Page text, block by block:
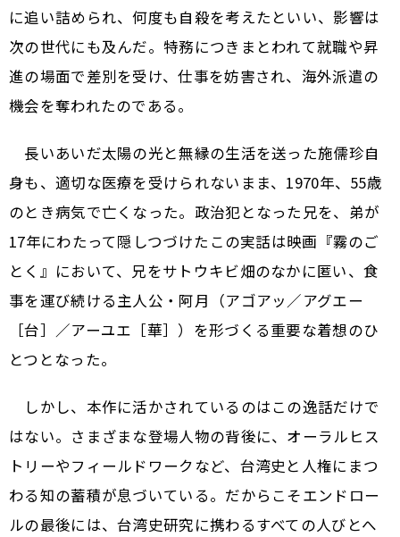
に追い詰められ、何度も自殺を考えたといい、影響は
次の世代にも及んだ。特務につきまとわれて就職や昇
進の場面で差別を受け、仕事を妨害され、海外派遣の
機会を奪われたのである。
長いあいだ太陽の光と無縁の生活を送った施儒珍自
身も、適切な医療を受けられないまま、1970年、55歳
のとき病気で亡くなった。政治犯となった兄を、弟が
17年にわたって隠しつづけた――この実話は映画『霧のご
とく』において、兄をサトウキビ畑のなかに匿い、食
事を運び続ける主人公・阿月（アゴアッ／アグエー
［台］／アーユエ［華］）を形づくる重要な着想のひ
とつとなった。
しかし、本作に活かされているのはこの逸話だけで
はない。さまざまな登場人物の背後に、オーラルヒス
トリーやフィールドワークなど、台湾史と人権にまつ
わる知の蓄積が息づいている。だからこそエンドロー
ルの最後には、台湾史研究に携わるすべての人びとへ